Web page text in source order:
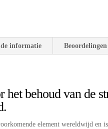
informatie
het behoud van de
element wereldwijd en